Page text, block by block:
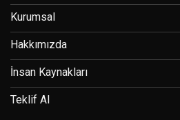
Kurumsal
Hakkımızda
İnsan Kaynakları
Teklif Al